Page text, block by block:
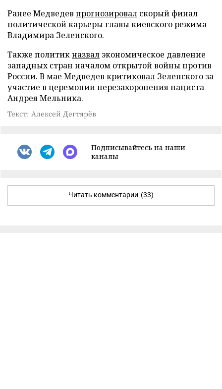
Ранее Медведев прогнозировал скорый финал
политической карьеры главы киевского режима
Владимира Зеленского.
Также политикназвал экономическое давление
западных стран началом открытой войны против
России. В мае Медведев критиковал Зеленского за
участие в церемонии перезахоронения нациста
Андрея Мельника.
Текст: Алексей Дегтярёв
Подписывайтесь на наши
каналы
Читать комментарии (33)